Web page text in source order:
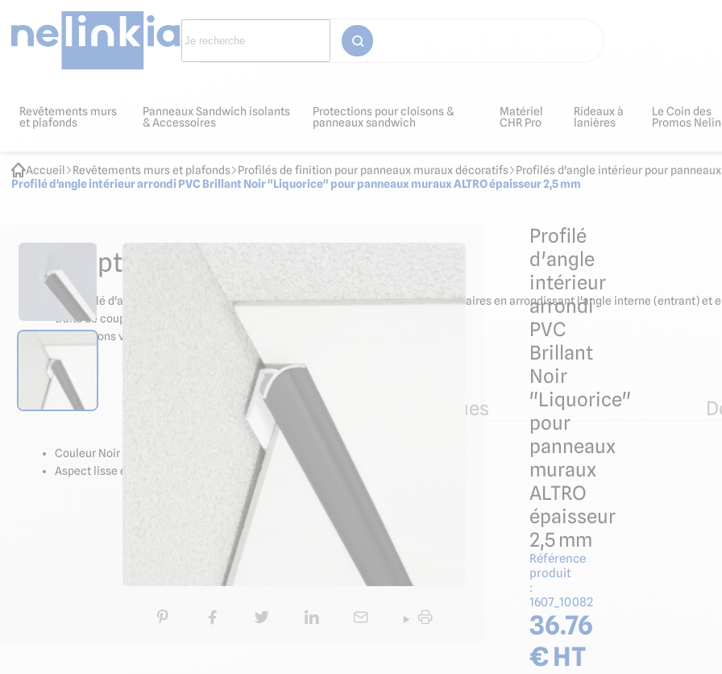
Revêtements murs
et plafonds
Panneaux Sandwich isolants
& Accessoires
Protections pour cloisons &
panneaux sandwich
Matériel
CHR Pro
Rideaux à
lanières
Le Coin des
Promos
Accueil Revêtements murs et plafonds Profilés de finition pour panneaux muraux décoratifs
Profilés d'angle intérieur pour
Profilé d'angle intérieur arrondi PVC Brillant Noir "Liquorice" pour panneaux muraux ALTRO épaisseur 2,5 mm
Profilé
d'angle
intérieur
arrondi
PVC
Brillant
Noir
"Liquorice"
pour
panneaux
muraux
ALTRO
épaisseur
2,5 mm
Référence
produit
:
1607_10082
36.76
€ HT
Descriptif et normes produit
Ce profilé d'angle spécialement conçu permet de joindre 2 plaques perpendiculaires en arrondissant l'angle interne (entrant) et
traits de coupe sur les panneaux.
Dimensions visibles : 10 mm x 10 mm
Caractéristiques techniques
Couleur Noir "Liquorice"
Aspect lisse et brillant